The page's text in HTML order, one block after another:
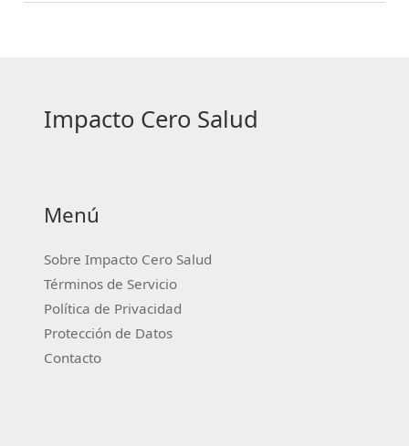
Impacto Cero Salud
Menú
Sobre Impacto Cero Salud
Términos de Servicio
Política de Privacidad
Protección de Datos
Contacto